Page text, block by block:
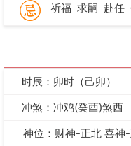
祈福 求嗣 赴任
时辰：卯时（己卯）
冲煞：冲鸡(癸酉)煞西
神位：财神-正北 喜